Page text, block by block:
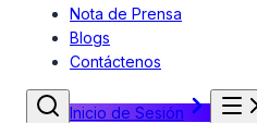
Nota de Prensa
Blogs
Contáctenos
Inicio de Sesión